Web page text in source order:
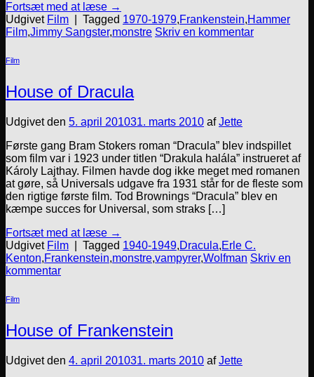
Fortsæt med at læse →
Udgivet Film Tagged 1970-1979,Frankenstein,Hammer
Film,Jimmy Sangster,monstre Skriv en kommentar
Film
House of Dracula
Udgivet den 5. april 201031. marts 2010 afJette
Første gang Bram Stokers roman “Dracula” blev indspillet
som film var i 1923 under titlen “Drakula halála” instrueret af
Károly Lajthay. Filmen havde dog ikke meget med romanen
at gøre, så Universals udgave fra 1931 står for de fleste som
den rigtige første film. Tod Brownings “Dracula” blev en
kæmpe succes for Universal, som straks […]
Fortsæt med at læse →
Udgivet Film Tagged 1940-1949,Dracula,Erle C.
Kenton,Frankenstein,monstre,vampyrer,Wolfman Skriv en
kommentar
Film
House of Frankenstein
Udgivet den 4. april 201031. marts 2010 afJette